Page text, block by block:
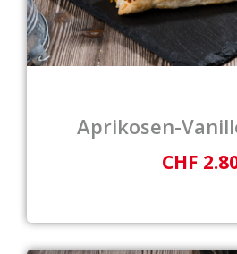
Aprikosen-
CHF